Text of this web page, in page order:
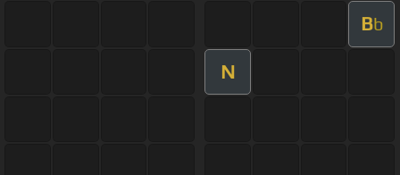
Bb
N